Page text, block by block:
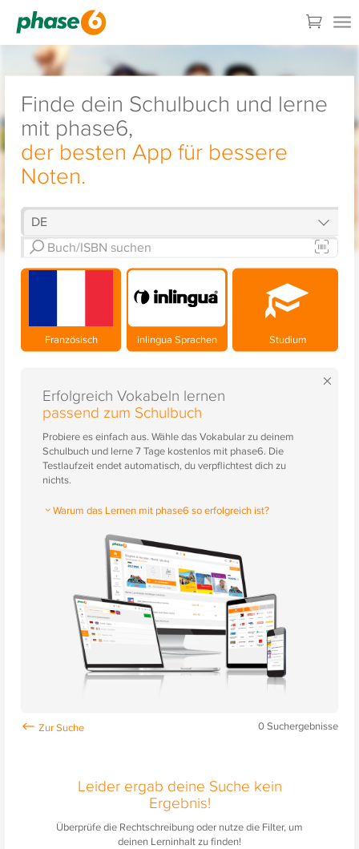
Finde dein Schulbuch und lerne
mit phase6,
der besten App für bessere
Noten.
Französisch inlingua Sprachen Studium
×
Erfolgreich Vokabeln lernen
passend zum Schulbuch
Probiere es einfach aus. Wähle das Vokabular zu deinem
Schulbuch und lerne 7 Tage kostenlos mit phase6. Die
Testlaufzeit endet automatisch, du verpflichtest dich zu
nichts.
Warum das Lernen mit phase6 so erfolgreich ist?
0Suchergebnisse
Leider ergab deine Suche kein
Ergebnis!
Überprüfe die Rechtschreibung oder nutze die Filter, um
deinen Lerninhalt zu finden!